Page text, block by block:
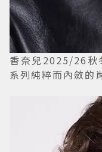
香奈兒2025/26秋
系列純粹而內斂的